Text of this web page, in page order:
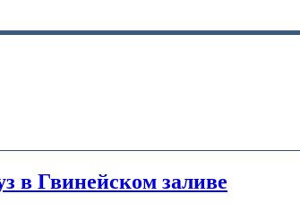
в Гвинейском заливе